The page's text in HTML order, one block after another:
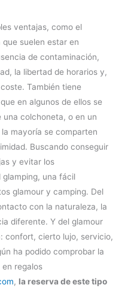
ventajas, como el
suelen estar en
de contaminación,
la libertad de horarios y,
También tiene
en algunos de ellos se
una colchoneta, o en un
mayoría se comparten
Buscando conseguir
y evitar los
una fácil
glamour y camping. Del
con la naturaleza, la
diferente. Y del glamour
confort, cierto lujo, servicio,
ha podido comprobar la
en regalos
, la reserva de este tipo